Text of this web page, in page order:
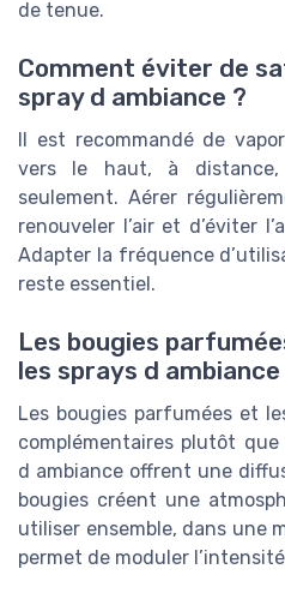
de tenue.
Comment éviter de
spray d ambiance ?
Il est recommandé de
vers le haut, à distance,
seulement. Aérer
renouveler l’air et d’éviter
Adapter la fréquence
reste essentiel.
Les bougies
les sprays d ambiance
Les bougies parfumées et
complémentaires plutôt
d ambiance offrent une
bougies créent une
utiliser ensemble, dans une
permet de moduler